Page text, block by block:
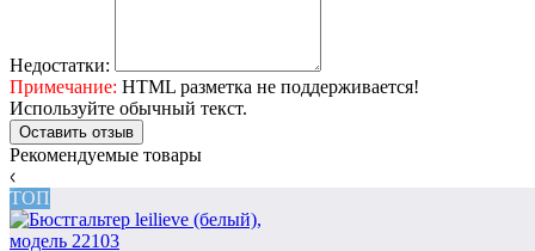
Недостатки:
Примечание: HTML разметка не поддерживается!
Используйте обычный текст.
Оставить отзыв
Рекомендуемые товары
ТОП